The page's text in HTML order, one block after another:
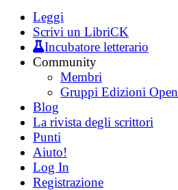
Leggi
Scrivi un LibriCK
Incubatore letterario
Community
Membri
Gruppi Edizioni Open
Blog
La rivista degli scrittori
Punti
Aiuto!
Log In
Registrazione